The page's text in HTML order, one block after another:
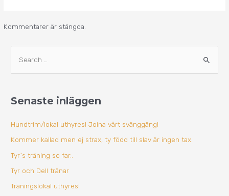
Kommentarer är stängda.
ö
e
e
r
:
Senaste inläggen
Hundtrim/lokal uthyres! Joina vårt svänggäng!
Kommer kallad men ej strax, ty född till slav är ingen tax…
Tyr`s träning so far..
Tyr och Dell tränar
Träningslokal uthyres!
v